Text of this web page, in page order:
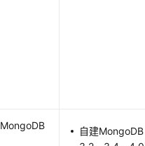
MongoDB
自建MongoDB